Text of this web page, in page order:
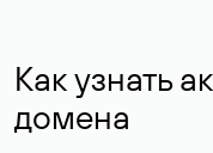
Как узнать
домена